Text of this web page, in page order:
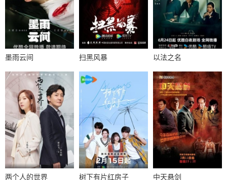
墨雨云间 扫黑风暴 以法之名
两个人的世界 树下有片红房子 中天悬剑